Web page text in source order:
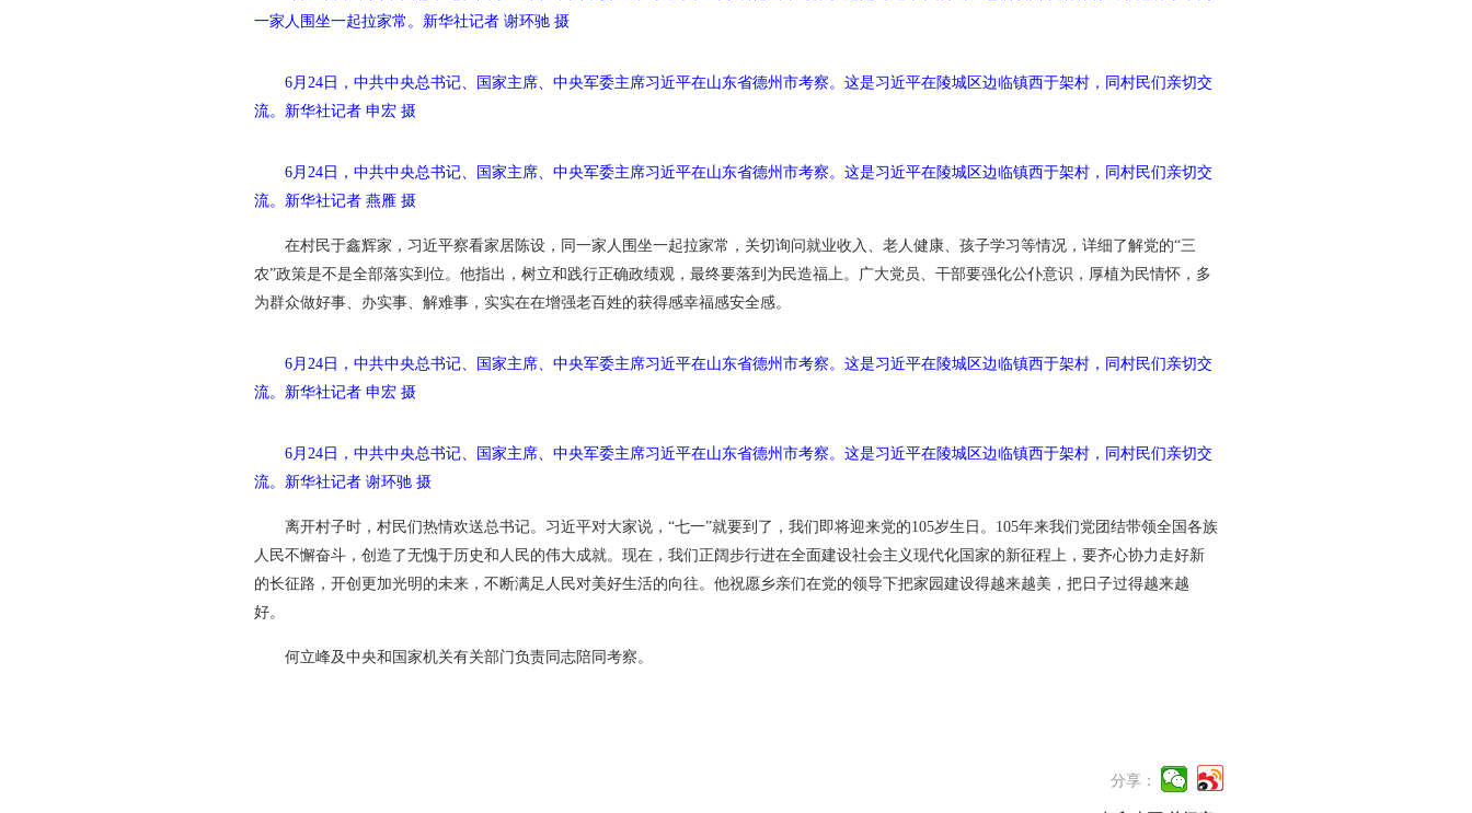
一家人围坐一起拉家常。新华社记者 谢环驰 摄
6月24日，中共中央总书记、国家主席、中央军委主席习近平在山东省德州市考察。这是习近平在陵城区边临镇西于架村，同村民们亲切交
流。 新华社记者 申宏 摄
6月24日，中共中央总书记、国家主席、中央军委主席习近平在山东省德州市考察。这是习近平在陵城区边临镇西于架村，同村民们亲切交
流。 新华社记者 燕雁 摄
在村民于鑫辉家，习近平察看家居陈设，同一家人围坐一起拉家常，关切询问就业收入、老人健康、孩子学习等情况，详细了解党的“三
农”政策是不是全部落实到位。他指出，树立和践行正确政绩观，最终要落到为民造福上。广大党员、干部要强化公仆意识，厚植为民情怀，多
为群众做好事、办实事、解难事，实实在在增强老百姓的获得感幸福感安全感。
6月24日，中共中央总书记、国家主席、中央军委主席习近平在山东省德州市考察。这是习近平在陵城区边临镇西于架村，同村民们亲切交
流。 新华社记者 申宏 摄
6月24日，中共中央总书记、国家主席、中央军委主席习近平在山东省德州市考察。这是习近平在陵城区边临镇西于架村，同村民们亲切交
流。 新华社记者 谢环驰 摄
离开村子时，村民们热情欢送总书记。习近平对大家说，“七一”就要到了，我们即将迎来党的105岁生日。105年来我们党团结带领全国各族
人民不懈奋斗，创造了无愧于历史和人民的伟大成就。现在，我们正阔步行进在全面建设社会主义现代化国家的新征程上，要齐心协力走好新
的长征路，开创更加光明的未来，不断满足人民对美好生活的向往。他祝愿乡亲们在党的领导下把家园建设得越来越美，把日子过得越来越
好。
何立峰及中央和国家机关有关部门负责同志陪同考察。
分享：